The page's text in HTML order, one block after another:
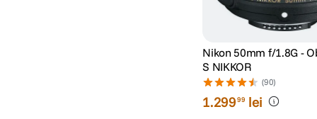
Nikon 50mm f/1.8G -
S NIKKOR
(90)
1.29999 lei